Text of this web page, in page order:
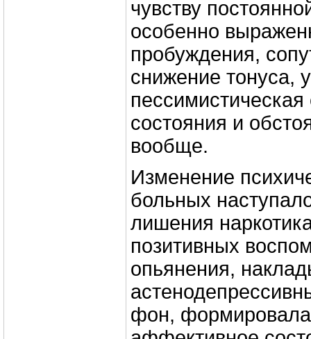
чувству
особенно
пробуждения,
снижение тонуса,
пессимистическая
состояния и
вообще.
Изменение
больных
лишения
позитивных
опьянения,
фон, формировала